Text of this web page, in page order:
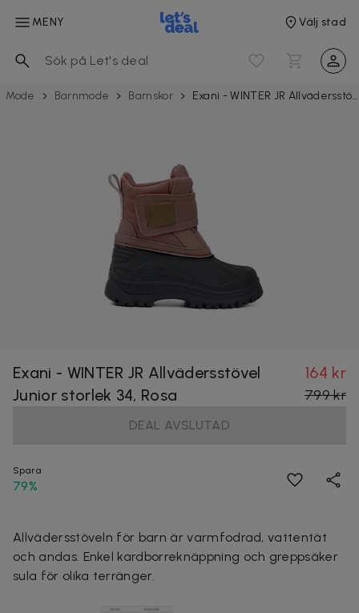
MENY Välj stad
Mode Barnmode Barnskor Exani - WINTER JR Allvädersstövel Junior storlek 34, Rosa
Exani - WINTER JR Allvädersstövel
Junior storlek 34, Rosa
164 kr
799 kr
DEAL AVSLUTAD
Spara
79%
Allvädersstöveln för barn är varmfodrad, vattentät
och andas. Enkel kardborreknäppning och greppsäker
sula för olika terränger.